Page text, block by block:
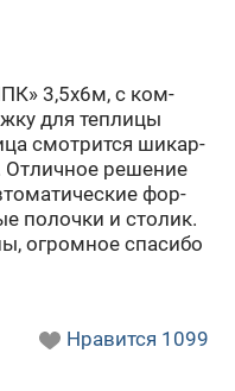
3,5х6м, с ком­
для теп­ли­цы
смот­рит­ся ши­кар­
От­лич­ное ре­ше­ние
фор­
по­лоч­ки и сто­лик.
огром­ное спа­си­бо
Нравится 1099